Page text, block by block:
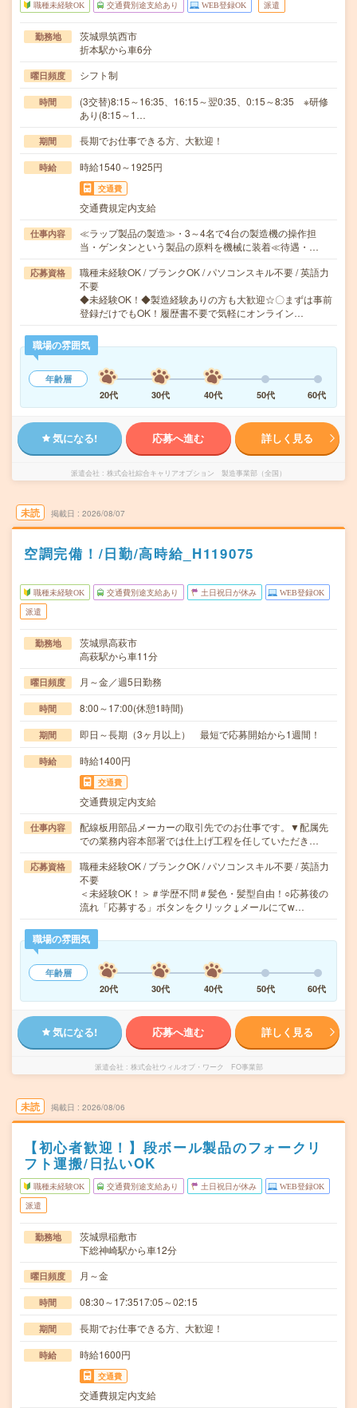
職種未経験OK 交通費別途支給あり WEB登録OK 派遣
勤務地
茨城県筑西市
折本駅から車6分
曜日頻度 シフト制
時間
(3交替)8:15～16:35、16:15～翌0:35、0:15～8:35 ※研修
あり(8:15～1…
期間 長期でお仕事できる方、大歓迎！
時給 時給1540～1925円
交通費
交通費規定内支給
仕事内容
≪ラップ製品の製造≫・3～4名で4台の製造機の操作担
当・ゲンタンという製品の原料を機械に装着≪待遇・…
応募資格
職種未経験OK / ブランクOK / パソコンスキル不要 / 英語力
不要
◆未経験OK！◆製造経験ありの方も大歓迎☆〇まずは事前
登録だけでもOK！履歴書不要で気軽にオンライン…
職場の雰囲気
年齢層
20代
30代 40代 50代 60代
気になる! 応募へ進む 詳しく見る
派遣会社 株式会社綜合キャリアオプション 製造事業部（全国）
未読 掲載日 2026/08/07
空調完備！/日勤/高時給_H119075
職種未経験OK 交通費別途支給あり 土日祝日が休み WEB登録OK
派遣
勤務地
茨城県高萩市
高萩駅から車11分
曜日頻度 月～金／週5日勤務
時間 8:00～17:00(休憩1時間)
期間 即日～長期（3ヶ月以上） 最短で応募開始から1週間！
時給 時給1400円
交通費
交通費規定内支給
仕事内容
配線板用部品メーカーの取引先でのお仕事です。▼配属先
での業務内容本部署では仕上げ工程を任していただき…
応募資格
職種未経験OK / ブランクOK / パソコンスキル不要 / 英語力
不要
＜未経験OK！＞＃学歴不問＃髪色・髪型自由！○応募後の
流れ「応募する」ボタンをクリック↓メールにてw…
職場の雰囲気
年齢層
20代
30代 40代 50代 60代
気になる! 応募へ進む 詳しく見る
派遣会社 株式会社ウィルオブ・ワーク FO事業部
未読 掲載日 2026/08/06
【初心者歓迎！】段ボール製品のフォークリ
フト運搬/日払いOK
職種未経験OK 交通費別途支給あり 土日祝日が休み WEB登録OK
派遣
勤務地
茨城県稲敷市
下総神崎駅から車12分
曜日頻度 月～金
時間 08:30～17:3517:05～02:15
期間 長期でお仕事できる方、大歓迎！
時給 時給1600円
交通費
交通費規定内支給